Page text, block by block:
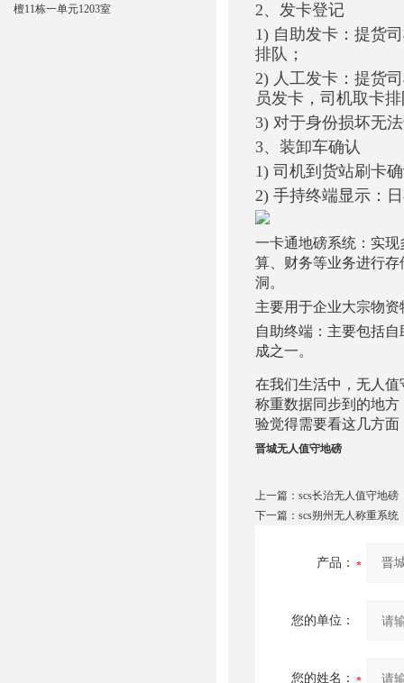
2、发卡登记
1) 自助发卡：提货
排队；
2) 人工发卡：提货
员发卡，司机取卡
3) 对于身份损坏无
3、装卸车确认
1) 司机到货站刷卡
2) 手持终端显示：
一卡通地磅系统：实
算、财务等业务进行
洞。
主要用于企业大宗物
自助终端：主要包括
成之一。
在我们生活中，无人
称重数据同步到的地
验觉得需要看这几方
晋城无人值守地磅
上一篇： scs长治无人值守地磅
下一篇： scs朔州无人称重系统
产品：
您的单位：
您的姓名：
檀11栋一单元1203室